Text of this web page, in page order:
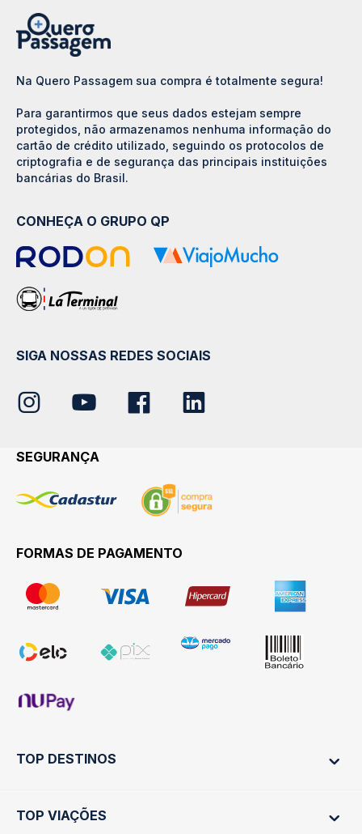
Na Quero Passagem sua compra é totalmente segura!
Para garantirmos que seus dados estejam sempre
protegidos, não armazenamos nenhuma informação do
cartão de crédito utilizado, seguindo os protocolos de
criptografia e de segurança das principais instituições
bancárias do Brasil.
CONHEÇA O GRUPO QP
SIGA NOSSAS REDES SOCIAIS
SEGURANÇA
FORMAS DE PAGAMENTO
TOP DESTINOS
Ônibus Rio de Janeiro
TOP VIAÇÕES